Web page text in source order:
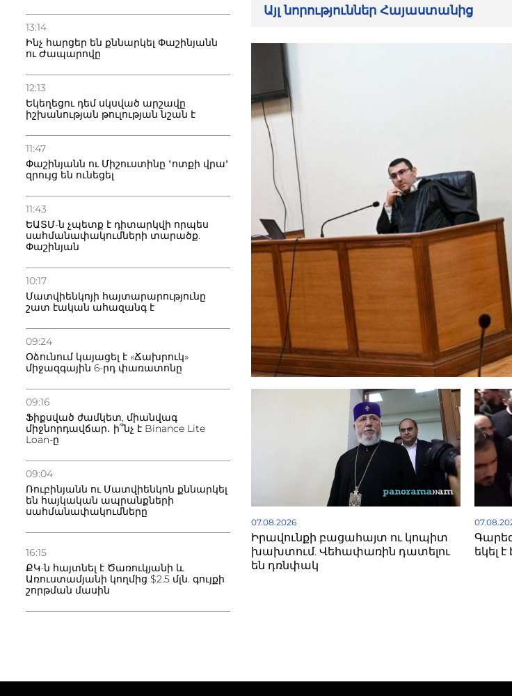
13:14
Ինչ հարցեր են քննարկել Փաշինյանն
ու Ժապարովը
12:13
Եկեղեցու դեմ սկսված արշավը
իշխանության թուլության նշան է
11:47
Փաշինյանն ու Միշուստինը "ոտքի վրա"
զրույց են ունեցել
11:43
ԵԱՏՄ-ն չպետք է դիտարկվի որպես
սահմանափակումների տարածք.
Փաշինյան
10:17
Մատվիենկոյի հայտարարությունը
շատ էական ահազանգ է
09:24
Օձունում կայացել է «Ճախրուկ»
միջազգային 6-րդ փառատոնը
09:16
Ֆիքսված ժամկետ, միանվագ
միջնորդավճար․ ի՞նչ է Binance Lite
Loan-ը
09:04
Ռուբինյանն ու Մատվիենկոն քննարկել
են հայկական ապրանքների
սահմանափակումները
16:15
ՔԿ-ն հայտնել է Ծառուկյանի և
Առուստամյանի կողմից $2.5 մլն. գույքի
շորթման մասին
Այլ նորություններ Հայաստանից
07.08.2026
Իրավունքի բացահայտ ու կոպիտ
խախտում. Վեհափառին դատելու
են դռնփակ
եկել